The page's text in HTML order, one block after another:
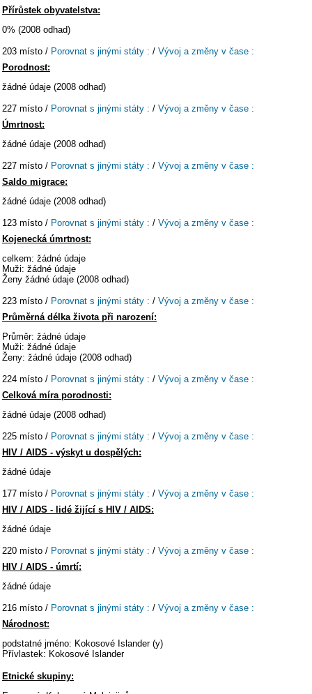
Přírůstek obyvatelstva:
0% (2008 odhad)
203 místo / Porovnat s jinými státy : / Vývoj a změny v čase :
Porodnost:
žádné údaje (2008 odhad)
227 místo / Porovnat s jinými státy : / Vývoj a změny v čase :
Úmrtnost:
žádné údaje (2008 odhad)
227 místo / Porovnat s jinými státy : / Vývoj a změny v čase :
Saldo migrace:
žádné údaje (2008 odhad)
123 místo / Porovnat s jinými státy : / Vývoj a změny v čase :
Kojenecká úmrtnost:
celkem: žádné údaje
Muži: žádné údaje
Ženy žádné údaje (2008 odhad)
223 místo / Porovnat s jinými státy : / Vývoj a změny v čase :
Průměrná délka života při narození:
Průměr: žádné údaje
Muži: žádné údaje
Ženy: žádné údaje (2008 odhad)
224 místo / Porovnat s jinými státy : / Vývoj a změny v čase :
Celková míra porodnosti:
žádné údaje (2008 odhad)
225 místo / Porovnat s jinými státy : / Vývoj a změny v čase :
HIV / AIDS - výskyt u dospělých:
žádné údaje
177 místo / Porovnat s jinými státy : / Vývoj a změny v čase :
HIV / AIDS - lidé žijící s HIV / AIDS:
žádné údaje
220 místo / Porovnat s jinými státy : / Vývoj a změny v čase :
HIV / AIDS - úmrtí:
žádné údaje
216 místo / Porovnat s jinými státy : / Vývoj a změny v čase :
Národnost:
podstatné jméno: Kokosové Islander (y)
Přívlastek: Kokosové Islander
Etnické skupiny: